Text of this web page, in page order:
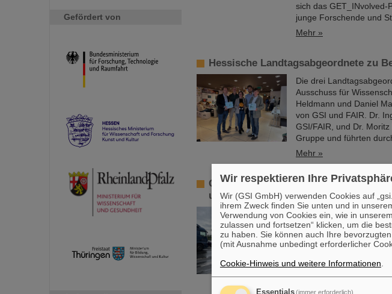
Gefördert von
sich das GET_INvolved-
junge Forschende und
Mehr »
Hessische Landtagsabgeordnete zu
Die drei
Ausschuss für
Heldmann und Daniel
von GSI und FAIR. Dr.
GSI/FAIR, und Dr.
Gruppe und führten
Mehr »
GSI/FAIR startet mobile Recruiting-
und der Region für Jobangebote
Wer derzeit in
einen Blick auf sie
großflächiger Werbung
und die internationale
gestalteten Fahrzeuge
beruflichen
Wir respektieren Ihre
Wir (GSI GmbH) verwenden Cookies auf
ihrem Zweck finden Sie unten und in
Verwendung von Cookies ein, wie in
zulassen und fortsetzen“ klicken, um die
zu haben. Sie können auch Ihre
(mit Ausnahme unbedingt erforderlicher
Cookie-Hinweis und weitere Informationen
Essentials(immer erforderlich)